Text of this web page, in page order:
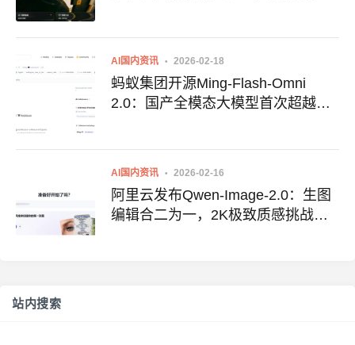
AI国内资讯 2026-02-18
蚂蚁集团开源Ming-Flash-Omni
2.0：国产全模态大模型首次超越
AI国内资讯 2026-02-16
阿里云发布Qwen-Image-2.0：生图
编辑合二为一，2K极致质感挑战视
站内搜索